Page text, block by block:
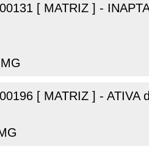
[ MATRIZ ] -
[ MATRIZ ] - ATIVA